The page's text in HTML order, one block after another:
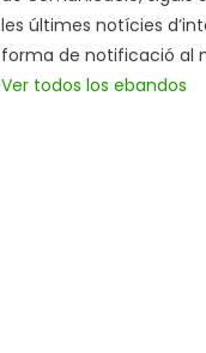
les últimes notícies
forma de notificació al
Ver todos los ebandos